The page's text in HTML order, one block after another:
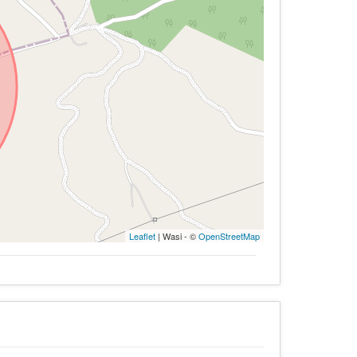
Leaflet| Wasi - ©OpenStreetMap